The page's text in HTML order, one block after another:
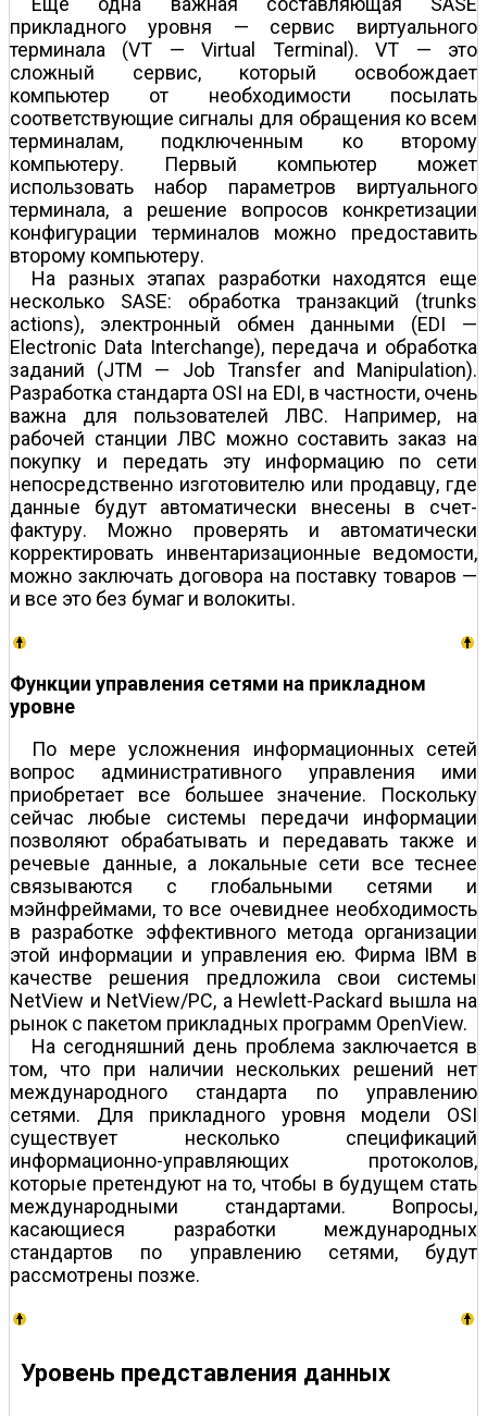
прикладного уровня — сервис виртуального
терминала (VT — Virtual Terminal). VT — это
сложный сервис, который освобождает
компьютер от необходимости посылать
соответствующие сигналы для обращения ко всем
терминалам, подключенным ко второму
компьютеру. Первый компьютер может
использовать набор параметров виртуального
терминала, а решение вопросов конкретизации
конфигурации терминалов можно предоставить
второму компьютеру.
На разных этапах разработки находятся еще
несколько SASE: обработка транзакций (trunks
actions), электронный обмен данными (EDI —
Electronic Data Interchange), передача и обработка
заданий (JTM — Job Transfer and Manipulation).
Разработка стандарта OSI на EDI, в частности, очень
важна для пользователей ЛВС. Например, на
рабочей станции ЛВС можно составить заказ на
покупку и передать эту информацию по сети
непосредственно изготовителю или продавцу, где
данные будут автоматически внесены в счет-
фактуру. Можно проверять и автоматически
корректировать инвентаризационные ведомости,
можно заключать договора на поставку товаров —
и все это без бумаг и волокиты.
Функции управления сетями на прикладном
уровне
По мере усложнения информационных сетей
вопрос административного управления ими
приобретает все большее значение. Поскольку
сейчас любые системы передачи информации
позволяют обрабатывать и передавать также и
речевые данные, а локальные сети все теснее
связываются с глобальными сетями и
мэйнфреймами, то все очевиднее необходимость
в разработке эффективного метода организации
этой информации и управления ею. Фирма IBM в
качестве решения предложила свои системы
NetView и NetView/PC, a Hewlett-Packard вышла на
рынок с пакетом прикладных программ OpenView.
На сегодняшний день проблема заключается в
том, что при наличии нескольких решений нет
международного стандарта по управлению
сетями. Для прикладного уровня модели OSI
существует несколько спецификаций
информационно-управляющих протоколов,
которые претендуют на то, чтобы в будущем стать
международными стандартами. Вопросы,
касающиеся разработки международных
стандартов по управлению сетями, будут
рассмотрены позже.
Уровень представления данных